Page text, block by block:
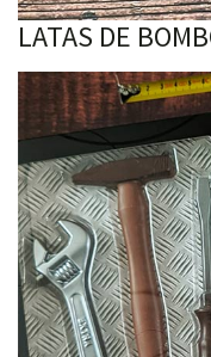
LATAS DE